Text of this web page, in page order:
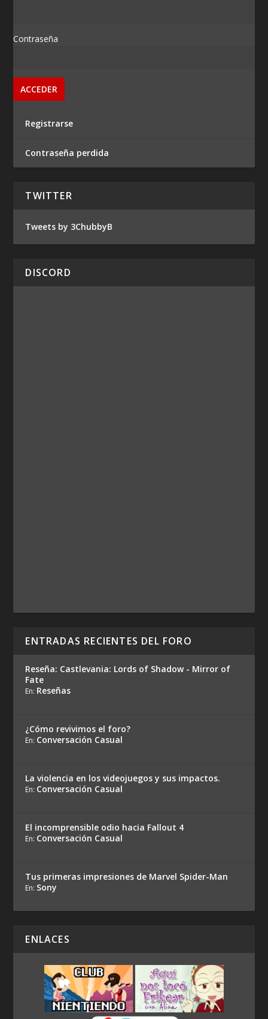
Contraseña
Registrarse
Contraseña perdida
TWITTER
Tweets by 3ChubbyB
DISCORD
ENTRADAS RECIENTES DEL FORO
Reseña: Castlevania: Lords of Shadow - Mirror of
Fate
En: Reseñas
¿Cómo revivimos el foro?
En: Conversación Casual
La violencia en los videojuegos y sus impactos.
En: Conversación Casual
El incomprensible odio hacia Fallout 4
En: Conversación Casual
Tus primeras impresiones de Marvel Spider-Man
En: Sony
ENLACES